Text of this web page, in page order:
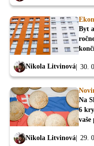
Byt
Nikola Litvinová 30.
Na
6
vaše
Nikola Litvinová 29.